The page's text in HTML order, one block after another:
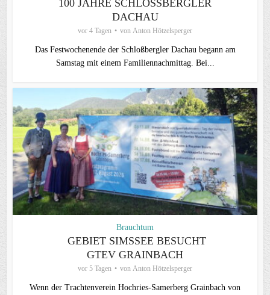
100 JAHRE SCHLOSSBERGLER D
ACHAU
vor 4 Tagen von Anton Hötzelsperger
Das Festwochenende der Schloßbergler Dachau begann am
Samstag mit einem Familiennachmittag. Bei...
Brauchtum
GEBIET SIMSSEE BESUCHT
GTEV GRAINBACH
vor 5 Tagen von Anton Hötzelsperger
Wenn der Trachtenverein Hochries-Samerberg Grainbach von